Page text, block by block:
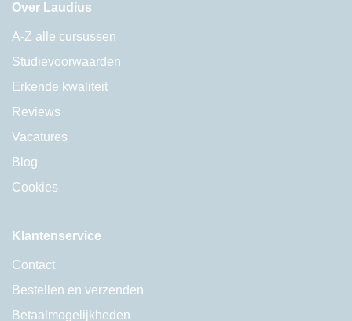
Over Laudius
A-Z alle cursussen
Studievoorwaarden
Erkende kwaliteit
Reviews
Vacatures
Blog
Cookies
Klantenservice
Contact
Bestellen en verzenden
Betaalmogelijkheden